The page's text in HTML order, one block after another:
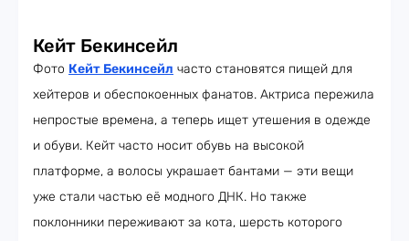
Кейт Бекинсейл
Фото Кейт Бекинсейл часто становятся пищей для
хейтеров и обеспокоенных фанатов. Актриса пережила
непростые времена, а теперь ищет утешения в одежде
и обуви. Кейт часто носит обувь на высокой
платформе, а волосы украшает бантами — эти вещи
уже стали частью её модного ДНК. Но также
поклонники переживают за кота, шерсть которого